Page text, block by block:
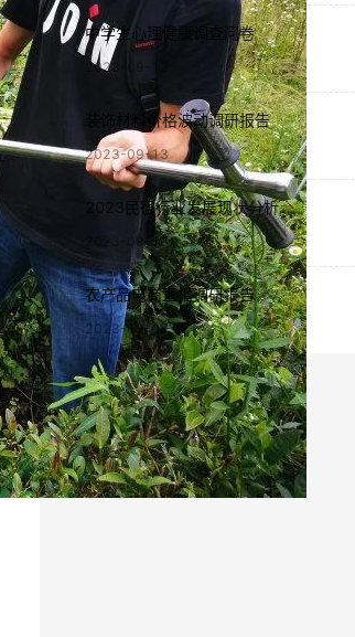
中学生心理健康调查问卷
2023-09-13
装饰材料价格波动调研报告
2023-09-13
2023民宿行业发展现状分析
2023-09-13
农产品电商直播调研报告
2023-09-07